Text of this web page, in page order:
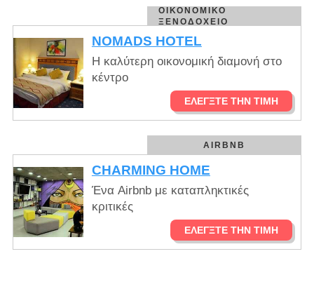
ΟΙΚΟΝΟΜΙΚΌ
ΞΕΝΟΔΟΧΕΊΟ
NOMADS HOTEL
Η καλύτερη οικονομική διαμονή στο
κέντρο
ΕΛΈΓΞΤΕ ΤΗΝ ΤΙΜΉ
AIRBNB
CHARMING HOME
Ένα Airbnb με καταπληκτικές
κριτικές
ΕΛΈΓΞΤΕ ΤΗΝ ΤΙΜΉ